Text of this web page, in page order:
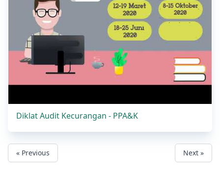
Diklat Audit Kecurangan - PPA&K
« Previous Next »